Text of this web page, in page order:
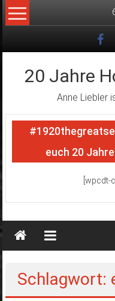
Zum
Inhalt
20 Jahre
Anne Liebler
euch 20
[wpcdt-
Schlagwort: